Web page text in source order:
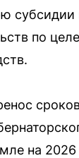
субсидии
по
на 2026